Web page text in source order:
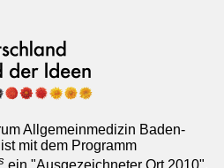
Allgemeinmedizin Baden-
mit dem Programm
ein "Ausgezeichneter Ort 2010".